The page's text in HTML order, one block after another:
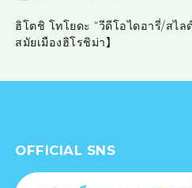
ฮิโตชิ โทโยดะ “วีดีโอไดอารี่/สไ
สมัยเมืองฮิโรชิม่า】
OFFICIAL SNS